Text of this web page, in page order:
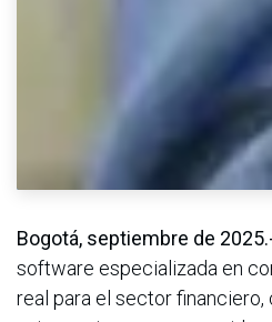
Bogotá, septiembre de
software especializada en
real para el sector financiero,